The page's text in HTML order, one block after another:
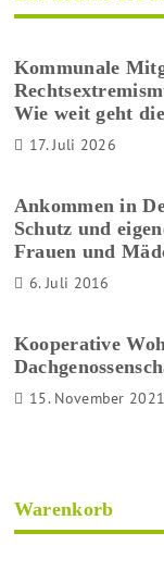
Kommunale
Wie weit geht
17. Juli 2026
Ankommen in
Schutz und
Frauen und
6. Juli 2016
Kooperative
15. November 2021
Warenkorb